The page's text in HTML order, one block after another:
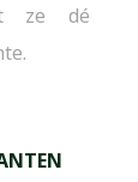
ze dé